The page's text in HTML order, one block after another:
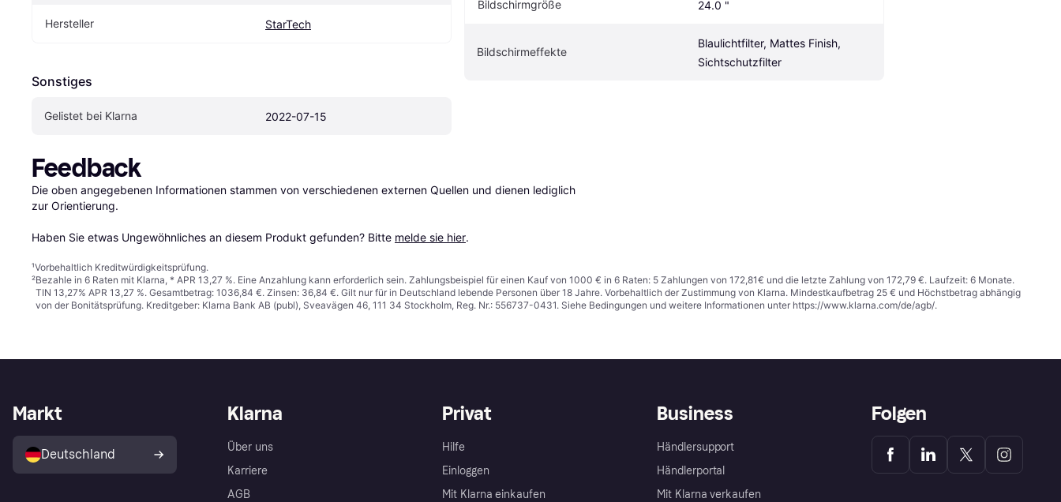
Hersteller StarTech
Sonstiges
Gelistet bei Klarna 2022-07-15
Bildschirmgröße 24.0 "
Bildschirmeffekte
Blaulichtfilter, Mattes Finish,
Sichtschutzfilter
Feedback
Die oben angegebenen Informationen stammen von verschiedenen externen Quellen und dienen lediglich
zur Orientierung.
Haben Sie etwas Ungewöhnliches an diesem Produkt gefunden? Bitte melde sie hier.
¹Vorbehaltlich Kreditwürdigkeitsprüfung.
²Bezahle in 6 Raten mit Klarna, * APR 13,27 %. Eine Anzahlung kann erforderlich sein. Zahlungsbeispiel für einen Kauf von 1000 € in 6 Raten: 5 Zahlungen von 172,81€ und die letzte Zahlung von 172,79 €. Laufzeit: 6 Monate.
TIN 13,27% APR 13,27 %. Gesamtbetrag: 1036,84 €. Zinsen: 36,84 €. Gilt nur für in Deutschland lebende Personen über 18 Jahre. Vorbehaltlich der Zustimmung von Klarna. Mindestkaufbetrag 25 € und Höchstbetrag abhängig
von der Bonitätsprüfung. Kreditgeber: Klarna Bank AB (publ), Sveavägen 46, 111 34 Stockholm, Reg. Nr.: 556737-0431. Siehe Bedingungen und weitere Informationen unter https://www.klarna.com/de/agb/.
Klarna
Über uns
Karriere
AGB
Privat
Hilfe
Einloggen
Mit Klarna einkaufen
Business
Händlersupport
Händlerportal
Mit Klarna verkaufen
Markt
Deutschland
Folgen